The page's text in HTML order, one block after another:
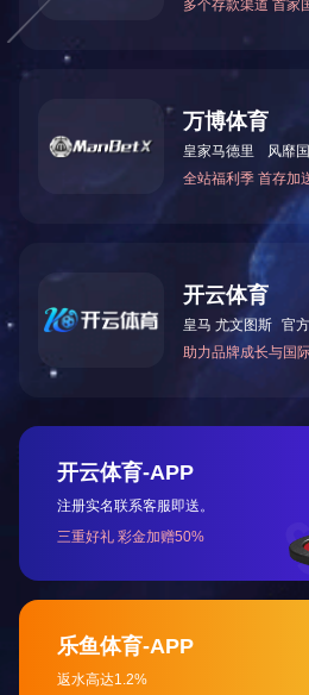
上一篇： 2025全国两会《政
下一篇：
咨询与了解
电 话：0745-2261111